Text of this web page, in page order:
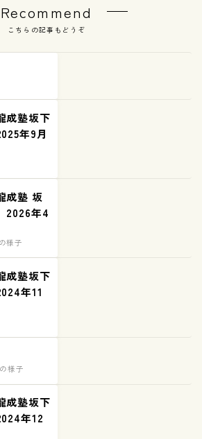
Recommend
こちらの記事もどうぞ
塾坂下
年9月
塾 坂
年4
様子
塾坂下
年11
様子
塾坂下
年12